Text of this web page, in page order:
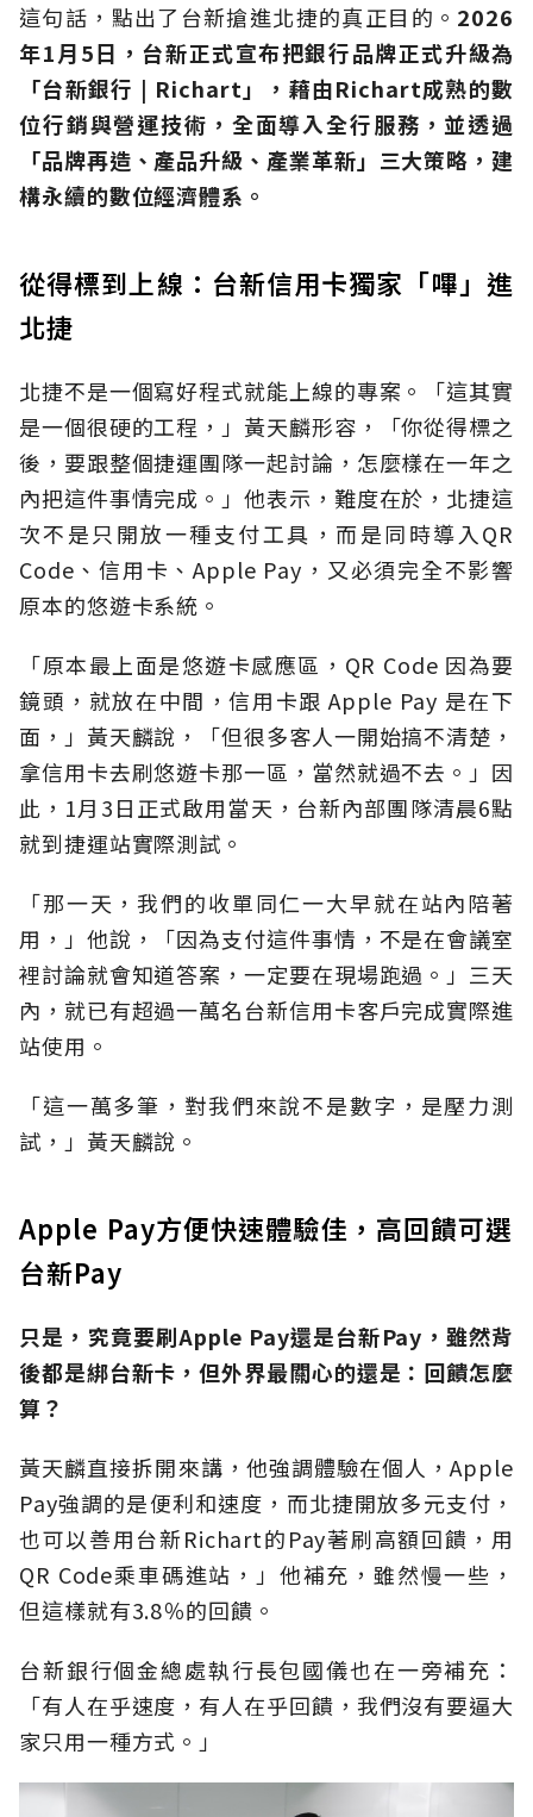
這句話，點出了台新搶進北捷的真正目的。 2026
年1月5日，台新正式宣布把銀行品牌正式升級為
「台新銀行 | Richart」，藉由Richart成熟的數
位行銷與營運技術，全面導入全行服務，並透過
「品牌再造、產品升級、產業革新」三大策略，建
構永續的數位經濟體系。
從得標到上線：台新信用卡獨家「嗶」進
北捷
北捷不是一個寫好程式就能上線的專案。「這其實
是一個很硬的工程，」黃天麟形容，「你從得標之
後，要跟整個捷運團隊一起討論，怎麼樣在一年之
內把這件事情完成。」他表示，難度在於，北捷這
次不是只開放一種支付工具，而是同時導入QR
Code、信用卡、Apple Pay，又必須完全不影響
原本的悠遊卡系統。
「原本最上面是悠遊卡感應區，QR Code 因為要
鏡頭，就放在中間，信用卡跟 Apple Pay 是在下
面，」黃天麟說，「但很多客人一開始搞不清楚，
拿信用卡去刷悠遊卡那一區，當然就過不去。」因
此，1月3日正式啟用當天，台新內部團隊清晨6點
就到捷運站實際測試。
「那一天，我們的收單同仁一大早就在站內陪著
用，」他說，「因為支付這件事情，不是在會議室
裡討論就會知道答案，一定要在現場跑過。」三天
內，就已有超過一萬名台新信用卡客戶完成實際進
站使用。
「這一萬多筆，對我們來說不是數字，是壓力測
試，」黃天麟說。
Apple Pay方便快速體驗佳，高回饋可選
台新Pay
只是，究竟要刷Apple Pay還是台新Pay，雖然背
後都是綁台新卡，但外界最關心的還是：回饋怎麼
算？
黃天麟直接拆開來講，他強調體驗在個人，Apple
Pay強調的是便利和速度，而北捷開放多元支付，
也可以善用台新Richart的Pay著刷高額回饋，用
QR Code乘車碼進站，」他補充，雖然慢一些，
但這樣就有3.8％的回饋。
台新銀行個金總處執行長包國儀也在一旁補充：
「有人在乎速度，有人在乎回饋，我們沒有要逼大
家只用一種方式。」